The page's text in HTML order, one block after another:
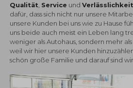
Qualität Service und Verlässlichkeit
dafür, dass sich nicht nur unsere
unsere Kunden bei uns wie zu Hause
uns beide auch meist ein Leben lang
weniger als Autohaus, sondern mehr als
weil wir hier unsere Kunden
schön große Familie und darauf sind